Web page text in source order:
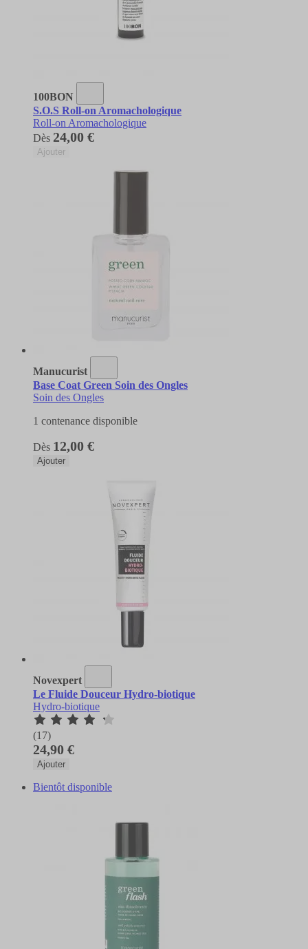
100BON
S.O.S Roll-on Aromachologique
Roll-on Aromachologique
Dès 24,00 €
Ajouter
Manucurist
Base Coat Green Soin des Ongles
Soin des Ongles
1 contenance disponible
Dès 12,00 €
Ajouter
Novexpert
Le Fluide Douceur Hydro-biotique
Hydro-biotique
(17)
24,90 €
Ajouter
Bientôt disponible